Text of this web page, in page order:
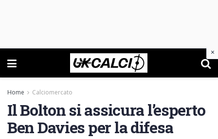
Home Calciomercato
Il Bolton si assicura l’esperto
Ben Davies per la difesa
×